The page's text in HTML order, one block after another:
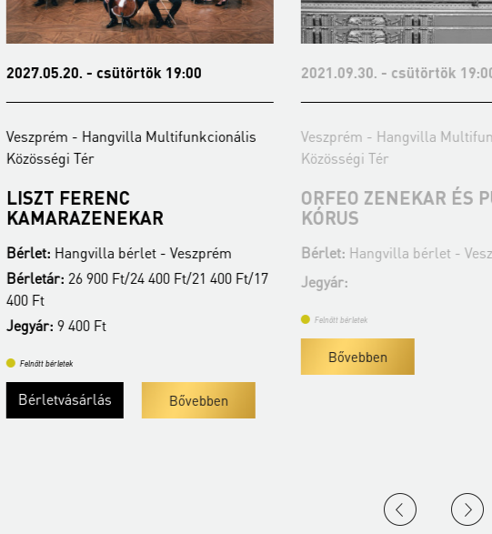
2027.05.20. - csütörtök 19:00
Veszprém - Hangvilla Multifunkcionális
Közösségi Tér
LISZT FERENC
KAMARAZENEKAR
Bérlet:Hangvilla bérlet - Veszprém
Bérletár:26 900 Ft/24 400 Ft/21 400 Ft/17
400 Ft
Jegyár:9 400 Ft
Felnőtt bérletek
Bérletvásárlás Bővebben
2021.09.30. - csütörtök 19:00
Veszprém - Hangvilla
Közösségi Tér
ORFEO ZENEKAR ÉS
KÓRUS
Bérlet:Hangvilla bérlet -
Jegyár:
Felnőtt bérletek
Bővebben